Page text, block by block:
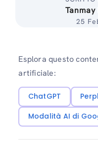
25
Esplora questo
artificiale:
ChatGPT
Modalità AI di